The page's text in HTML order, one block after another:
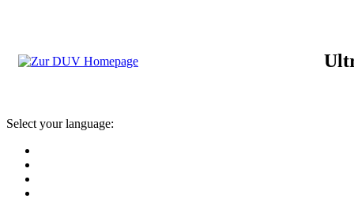
Select your language: